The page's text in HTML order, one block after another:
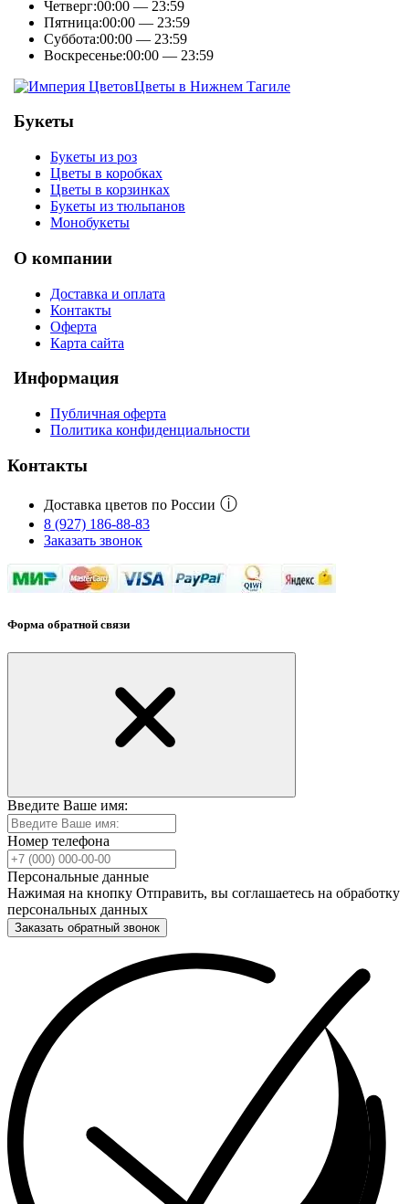
Четверг:00:00 — 23:59
Пятница:00:00 — 23:59
Суббота:00:00 — 23:59
Воскресенье:00:00 — 23:59
Цветы в Нижнем Тагиле
Букеты
Букеты из роз
Цветы в коробках
Цветы в корзинках
Букеты из тюльпанов
Монобукеты
О компании
Доставка и оплата
Контакты
Оферта
Карта сайта
Информация
Публичная оферта
Политика конфиденциальности
Контакты
Доставка цветов по России ⓘ
8 (927) 186-88-83
Заказать звонок
Форма обратной связи
Введите Ваше имя:
Номер телефона
Персональные данные
Нажимая на кнопку Отправить, вы соглашаетесь на обработку
персональных данных
Заказать обратный звонок